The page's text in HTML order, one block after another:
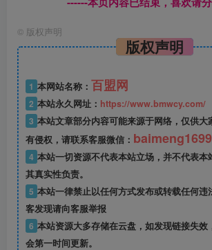
© 版权声明
版权声明
1 本网站名称： 百盟网
2 本站永久网址： https://www.bmwcy.com/
3 本站文章部分内容可能来源于网络，仅供大
有侵权，请联系客服微信： baimeng1699
4 本站一切资源不代表本站立场，并不代表本
其真实性负责。
5 本站一律禁止以任何方式发布或转载任何违
客发现请向客服举报
6 本站资源大多存储在云盘，如发现链接失效
会第一时间更新。